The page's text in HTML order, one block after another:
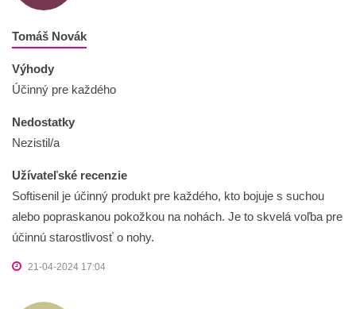
Tomáš Novák
Výhody
Účinný pre každého
Nedostatky
Nezistil/a
Užívateľské recenzie
Softisenil je účinný produkt pre každého, kto bojuje s suchou
alebo popraskanou pokožkou na nohách. Je to skvelá voľba pre
účinnú starostlivosť o nohy.
21-04-2024 17:04